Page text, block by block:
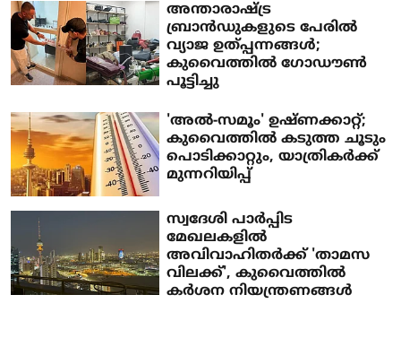
അന്താരാഷ്ട്ര
ബ്രാന്‍ഡുകളുടെ പേരില്‍
വ്യാജ ഉത്പ്പന്നങ്ങള്‍;
കുവൈത്തില്‍ ഗോഡൗണ്‍
പൂട്ടിച്ചു
'അല്‍-സമൂം' ഉഷ്ണക്കാറ്റ്;
കുവൈത്തില്‍ കടുത്ത ചൂടും
പൊടിക്കാറ്റും, യാത്രികര്‍ക്ക്
മുന്നറിയിപ്പ്
സ്വദേശി പാര്‍പ്പിട
മേഖലകളില്‍
അവിവാഹിതര്‍ക്ക് 'താമസ
വിലക്ക്', കുവൈത്തില്‍
കര്‍ശന നിയന്ത്രണങ്ങള്‍